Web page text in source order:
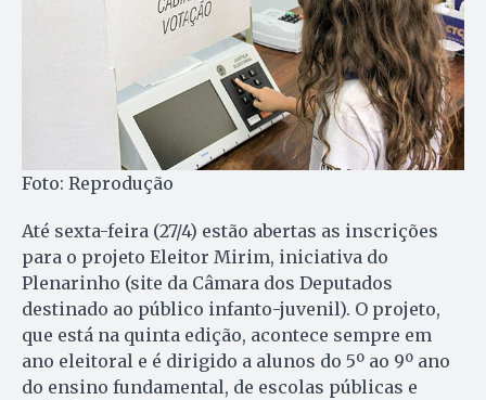
Foto: Reprodução
Até sexta-feira (27/4) estão abertas as inscrições
para o projeto Eleitor Mirim, iniciativa do
Plenarinho (site da Câmara dos Deputados
destinado ao público infanto-juvenil). O projeto,
que está na quinta edição, acontece sempre em
ano eleitoral e é dirigido a alunos do 5º ao 9º ano
do ensino fundamental, de escolas públicas e